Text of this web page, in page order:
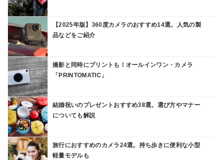
【2025年版】360度カメラのおすすめ14選。人気の製
品などをご紹介
撮影と同時にプリントも！オールインワン・カメラ
「PRINTOMATIC」
結婚祝いのプレゼントおすすめ38選。選び方やマナー
についても解説
旅行におすすめのカメラ24選。持ち歩きに便利な小型
軽量モデルも